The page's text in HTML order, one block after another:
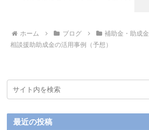
ホーム ブログ 補助金・助成金
相談援助助成金の活用事例（予想）
最近の投稿